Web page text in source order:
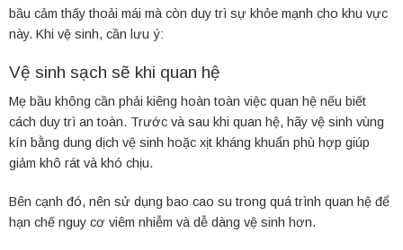
bầu cảm thấy thoải mái mà còn duy trì sự khỏe mạnh cho khu vực
này. Khi vệ sinh, cần lưu ý:
Vệ sinh sạch sẽ khi quan hệ
Mẹ bầu không cần phải kiêng hoàn toàn việc quan hệ nếu biết
cách duy trì an toàn. Trước và sau khi quan hệ, hãy vệ sinh vùng
kín bằng dung dịch vệ sinh hoặc xịt kháng khuẩn phù hợp giúp
giảm khô rát và khó chịu.
Bên cạnh đó, nên sử dụng bao cao su trong quá trình quan hệ để
hạn chế nguy cơ viêm nhiễm và dễ dàng vệ sinh hơn.